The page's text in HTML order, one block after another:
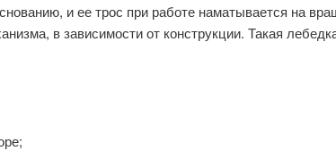
и ее трос при работе наматывается на
в зависимости от конструкции. Такая